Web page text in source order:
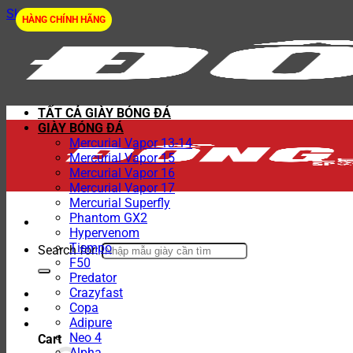
Skip to content
Search for:
Cart
TẤT CẢ GIÀY BÓNG ĐÁ
GIÀY BÓNG ĐÁ
Mercurial Vapor 13-14
Mercurial Vapor 15
Mercurial Vapor 16
Mercurial Vapor 17
Mercurial Superfly
Phantom GX2
Hypervenom
Tiempo
F50
Predator
Crazyfast
Copa
Adipure
Neo 4
HÀNG CHÍNH HÃNG